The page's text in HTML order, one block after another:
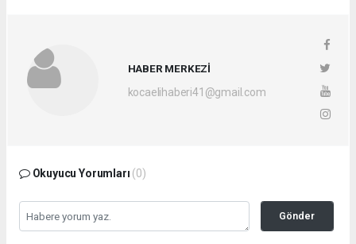
HABER MERKEZİ
kocaelihaberi41@gmail.com
Okuyucu Yorumları (0)
Gönder